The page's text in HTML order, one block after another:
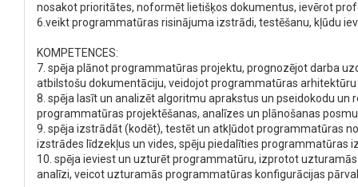
nosakot prioritātes, noformēt lietišķos dokumentus, ievērot
6.veikt programmatūras risinājuma izstrādi, testēšanu, kļūdu
KOMPETENCES:
7. spēja plānot programmatūras projektu, prognozējot darba
atbilstošu dokumentāciju, veidojot programmatūras
8. spēja lasīt un analizēt algoritmu aprakstus un pseidokodu
programmatūras projektēšanas, analīzes un plānošanas
9. spēja izstrādāt (kodēt), testēt un atkļūdot programmatūras
izstrādes līdzekļus un vides, spēju piedalīties
10. spēja ieviest un uzturēt programmatūru, izprotot
analīzi, veicot uzturamās programmatūras konfigurācijas